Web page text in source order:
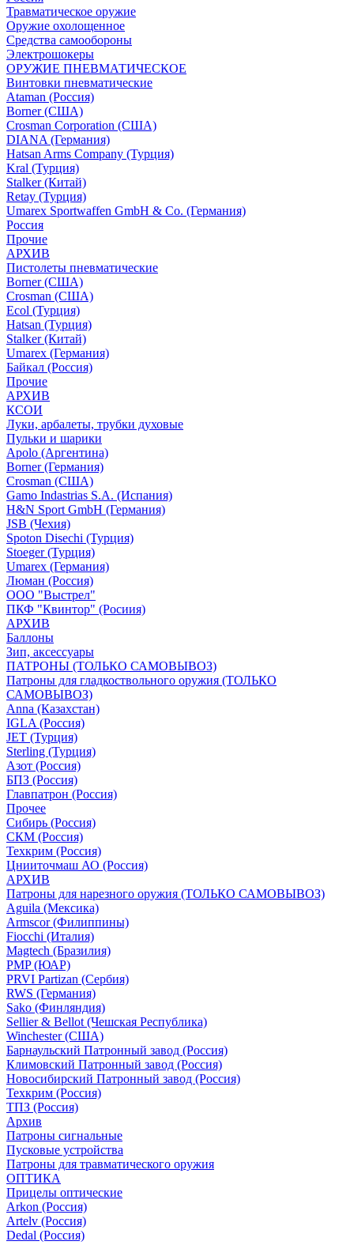
Травматическое оружие
Оружие охолощенное
Средства самообороны
Электрошокеры
ОРУЖИЕ ПНЕВМАТИЧЕСКОЕ
Винтовки пневматические
Ataman (Россия)
Borner (США)
Crosman Corporation (США)
DIANA (Германия)
Hatsan Arms Company (Турция)
Kral (Турция)
Stalker (Китай)
Retay (Турция)
Umarex Sportwaffen GmbH & Co. (Германия)
Россия
Прочие
АРХИВ
Пистолеты пневматические
Borner (США)
Crosman (США)
Ecol (Турция)
Hatsan (Турция)
Stalker (Китай)
Umarex (Германия)
Байкал (Россия)
Прочие
АРХИВ
КСОИ
Луки, арбалеты, трубки духовые
Пульки и шарики
Apolo (Аргентина)
Borner (Германия)
Crosman (США)
Gamo Indastrias S.A. (Испания)
H&N Sport GmbH (Германия)
JSB (Чехия)
Spoton Disechi (Турция)
Stoeger (Турция)
Umarex (Германия)
Люман (Россия)
ООО "Выстрел"
ПКФ "Квинтор" (Росиия)
АРХИВ
Баллоны
Зип, аксессуары
ПАТРОНЫ (ТОЛЬКО САМОВЫВОЗ)
Патроны для гладкоствольного оружия (ТОЛЬКО
САМОВЫВОЗ)
Anna (Казахстан)
IGLA (Россия)
JET (Турция)
Sterling (Турция)
Азот (Россия)
БПЗ (Россия)
Главпатрон (Россия)
Прочее
Сибирь (Россия)
СКМ (Россия)
Техкрим (Россия)
Цнииточмаш АО (Россия)
АРХИВ
Патроны для нарезного оружия (ТОЛЬКО САМОВЫВОЗ)
Aguila (Мексика)
Armscor (Филиппины)
Fiocchi (Италия)
Magtech (Бразилия)
PMP (ЮАР)
PRVI Partizan (Сербия)
RWS (Германия)
Sako (Финляндия)
Sellier & Bellot (Чешская Республика)
Winchester (США)
Барнаульский Патронный завод (Россия)
Климовский Патронный завод (Россия)
Новосибирский Патронный завод (Россия)
Техкрим (Россия)
ТПЗ (Россия)
Архив
Патроны сигнальные
Пусковые устройства
Патроны для травматического оружия
ОПТИКА
Прицелы оптические
Arkon (Россия)
Artelv (Россия)
Dedal (Россия)